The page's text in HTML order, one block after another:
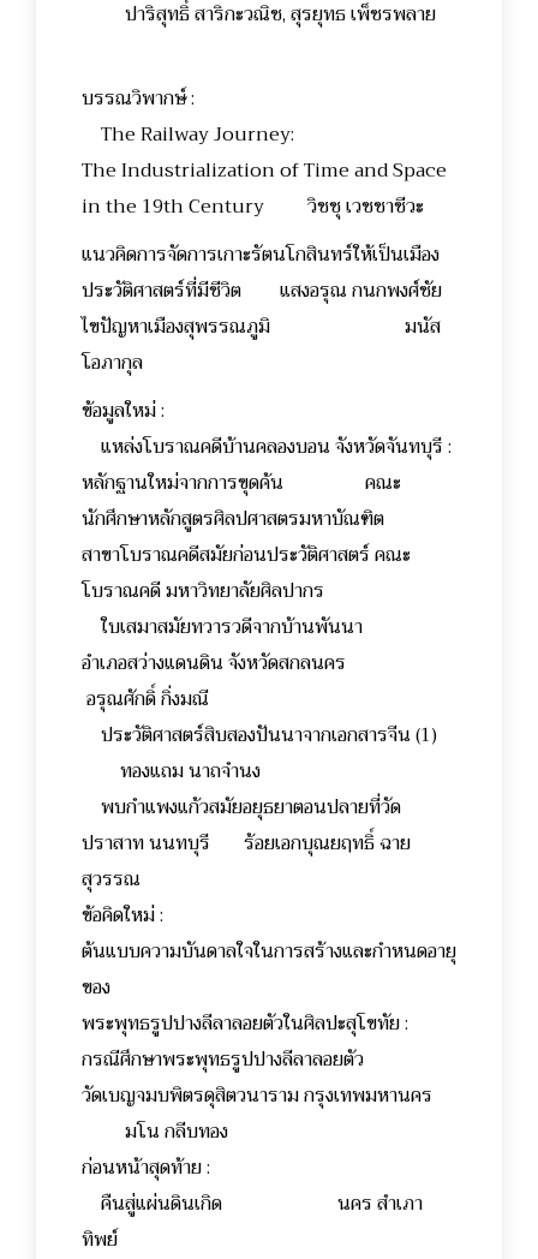
ปาริสุทธิ์ สาริกะวณิช, สุรยุทธ เพ็ชรพลาย
บรรณวิพากษ์ :
The Railway Journey:
The Industrialization of Time and Space
in the 19th Century วิชชุ เวชชาชีวะ
แนวคิดการจัดการเกาะรัตนโกสินทร์ให้เป็นเมือง
ประวัติศาสตร์ที่มีชีวิต แสงอรุณ กนกพงศ์ชัย
ไขปัญหาเมืองสุพรรณภูมิ มนัส
โอภากุล
ข้อมูลใหม่ :
แหล่งโบราณคดีบ้านคลองบอน จังหวัดจันทบุรี :
หลักฐานใหม่จากการขุดค้น คณะ
นักศึกษาหลักสูตรศิลปศาสตรมหาบัณฑิต
สาขาโบราณคดีสมัยก่อนประวัติศาสตร์ คณะ
โบราณคดี มหาวิทยาลัยศิลปากร
ใบเสมาสมัยทวารวดีจากบ้านพันนา
อำเภอสว่างแดนดิน จังหวัดสกลนคร
อรุณศักดิ์ กิ่งมณี
ประวัติศาสตร์สิบสองปันนาจากเอกสารจีน (1)
ทองแถม นาถจำนง
พบกำแพงแก้วสมัยอยุธยาตอนปลายที่วัด
ปราสาท นนทบุรี ร้อยเอกบุณยฤทธิ์ ฉาย
สุวรรณ
ข้อคิดใหม่ :
ต้นแบบความบันดาลใจในการสร้างและกำหนดอายุ
ของ
พระพุทธรูปปางลีลาลอยตัวในศิลปะสุโขทัย :
กรณีศึกษาพระพุทธรูปปางลีลาลอยตัว
วัดเบญจมบพิตรดุสิตวนาราม กรุงเทพมหานคร
มโน กลีบทอง
ก่อนหน้าสุดท้าย :
คืนสู่แผ่นดินเกิด นคร สำเภา
ทิพย์